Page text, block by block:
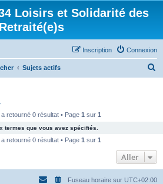
Loisirs et Solidarité des
Retraité(e)s
Connexion
Inscription
Sujets actifs
c
e
retourné 0 résultat • Page 1 sur 1
termes que vous avez spécifiés.
retourné 0 résultat • Page 1 sur 1
Aller
Fuseau horaire sur UTC+02:00